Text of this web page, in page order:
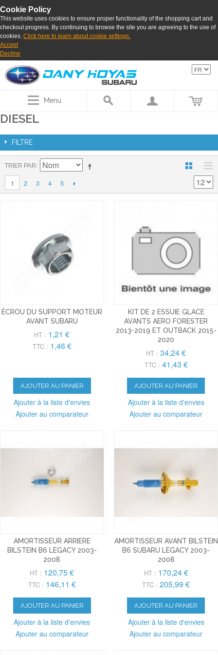
Cookie Policy
This website uses cookies to ensure proper functionality of the shopping cart and
checkout progress. By continuing to browse the site you are agreeing to the use of
cookies. Click here to learn about cookie settings.
Accept
Decline
Menu
DIESEL
FILTRE
TRIER PAR
1 2 3 4 5
ÉCROU DU SUPPORT MOTEUR
AVANT SUBARU
HT : 1,21 €
TTC : 1,46 €
AJOUTER AU PANIER
Ajouter à la liste d'envies
Ajouter au comparateur
KIT DE 2 ESSUIE GLACE
AVANTS AERO FORESTER
2013-2019 ET OUTBACK 2015-
2020
HT : 34,24 €
TTC : 41,43 €
AJOUTER AU PANIER
Ajouter à la liste d'envies
Ajouter au comparateur
AMORTISSEUR ARRIERE
BILSTEIN B6 LEGACY 2003-
2008
HT : 120,75 €
TTC : 146,11 €
AJOUTER AU PANIER
Ajouter à la liste d'envies
Ajouter au comparateur
AMORTISSEUR AVANT BILSTEIN
B6 SUBARU LEGACY 2003-
2008
HT : 170,24 €
TTC : 205,99 €
AJOUTER AU PANIER
Ajouter à la liste d'envies
Ajouter au comparateur